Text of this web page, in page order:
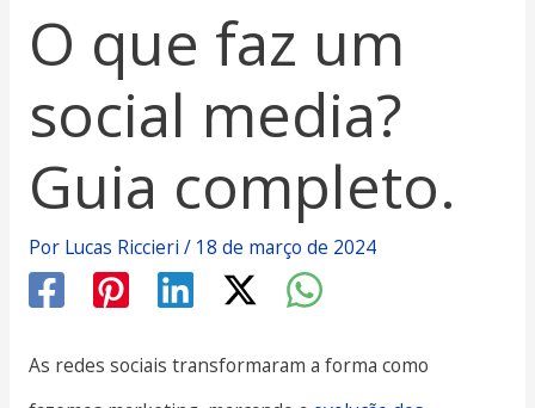
O que faz um
social media?
Guia completo.
Por Lucas Riccieri / 18 de março de 2024
As redes sociais transformaram a forma como